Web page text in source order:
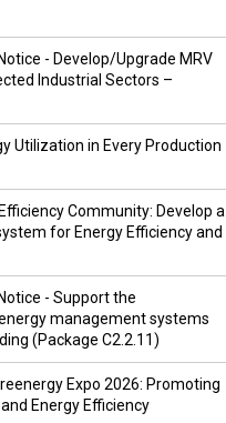
- Develop/Upgrade MRV
Industrial Sectors –
Utilization in Every Production
Community: Develop a
for Energy Efficiency and
- Support the
management systems
(Package C2.2.11)
Expo 2026: Promoting
Energy Efficiency